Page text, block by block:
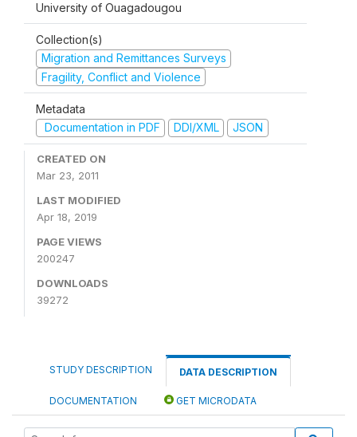
University of Ouagadougou
Collection(s)
Migration and Remittances Surveys
Fragility, Conflict and Violence
Metadata
Documentation in PDF
DDI/XML JSON
CREATED ON
Mar 23, 2011
LAST MODIFIED
Apr 18, 2019
PAGE VIEWS
200247
DOWNLOADS
39272
STUDY DESCRIPTION DATA DESCRIPTION
DOCUMENTATION GET MICRODATA